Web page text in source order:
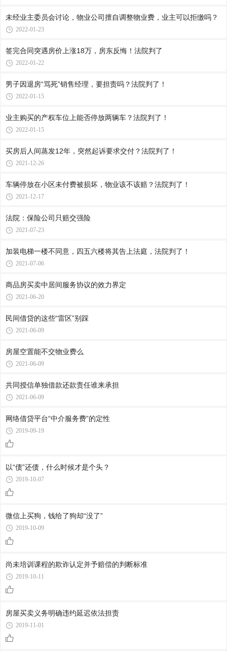
未经业主委员会讨论，物业公司擅自调整物业费，业主可以拒缴吗？
2022-01-23
签完合同突遇房价上涨18万，房东反悔！法院判了
2022-01-22
男子因退房“骂死”销售经理，要担责吗？法院判了！
2022-01-15
业主购买的产权车位上能否停放两辆车？法院判了！
2022-01-15
买房后人间蒸发12年，突然起诉要求交付？法院判了！
2021-12-26
车辆停放在小区未付费被损坏，物业该不该赔？法院判了！
2021-12-17
法院：保险公司只赔交强险
2021-07-23
加装电梯一楼不同意，四五六楼将其告上法庭，法院判了！
2021-07-06
商品房买卖中居间服务协议的效力界定
2021-06-20
民间借贷的这些“雷区”别踩
2021-06-09
房屋空置能不交物业费么
2021-06-09
共同授信单独借款还款责任谁来承担
2021-06-09
网络借贷平台“中介服务费”的定性
2019-09-19
以“债”还债，什么时候才是个头？
2019-10-07
微信上买狗，钱给了狗却“没了”
2019-10-09
尚未培训课程的欺诈认定并予赔偿的判断标准
2019-10-11
房屋买卖义务明确违约延迟依法担责
2019-11-01